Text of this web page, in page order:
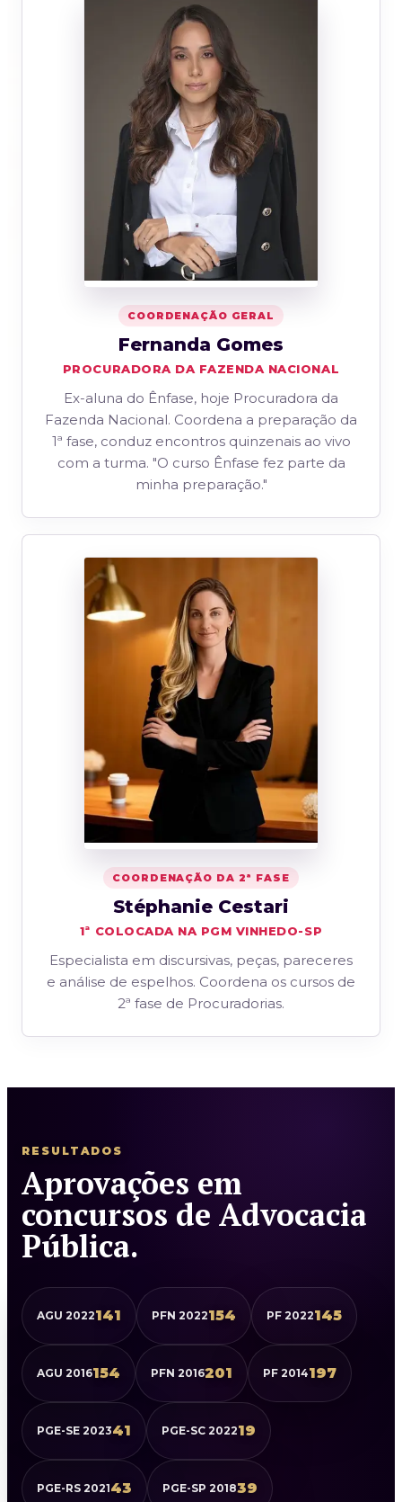
COORDENAÇÃO GERAL
Fernanda Gomes
PROCURADORA DA FAZENDA NACIONAL
Ex-aluna do Ênfase, hoje Procuradora da
Fazenda Nacional. Coordena a preparação da
1ª fase, conduz encontros quinzenais ao vivo
com a turma. "O curso Ênfase fez parte da
minha preparação."
COORDENAÇÃO DA 2ª FASE
Stéphanie Cestari
1ª COLOCADA NA PGM VINHEDO-SP
Especialista em discursivas, peças, pareceres
e análise de espelhos. Coordena os cursos de
2ª fase de Procuradorias.
RESULTADOS
Aprovações em
concursos de Advocacia
Pública.
AGU 2022141 PFN 2022154 PF 2022145
AGU 2016154 PFN 2016201 PF 2014197
PGE-SE 202341 PGE-SC 202219
PGE-RS 202143 PGE-SP 201839